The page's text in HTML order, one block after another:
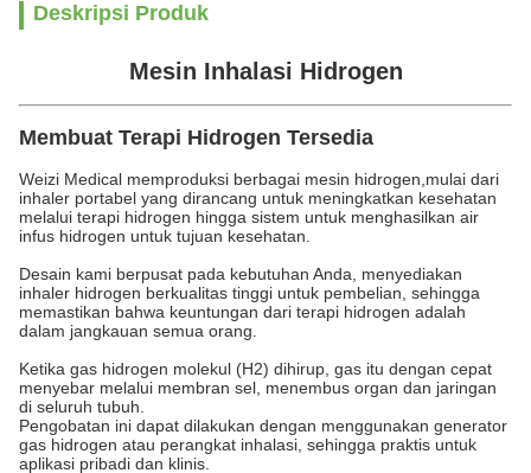
Deskripsi Produk
Mesin Inhalasi Hidrogen
Membuat Terapi Hidrogen Tersedia
Weizi Medical memproduksi berbagai mesin hidrogen,mulai dari
inhaler portabel yang dirancang untuk meningkatkan kesehatan
melalui terapi hidrogen hingga sistem untuk menghasilkan air
infus hidrogen untuk tujuan kesehatan.
Desain kami berpusat pada kebutuhan Anda, menyediakan
inhaler hidrogen berkualitas tinggi untuk pembelian, sehingga
memastikan bahwa keuntungan dari terapi hidrogen adalah
dalam jangkauan semua orang.
Ketika gas hidrogen molekul (H2) dihirup, gas itu dengan cepat
menyebar melalui membran sel, menembus organ dan jaringan
di seluruh tubuh.
Pengobatan ini dapat dilakukan dengan menggunakan generator
gas hidrogen atau perangkat inhalasi, sehingga praktis untuk
aplikasi pribadi dan klinis.